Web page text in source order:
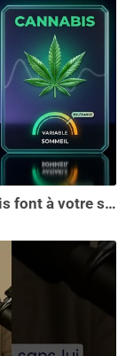
Ce que l'Alcool, le Café et le Cannabis font à votre sommeil vous choquera